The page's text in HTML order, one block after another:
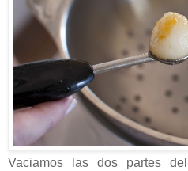
Vaciamos las dos partes